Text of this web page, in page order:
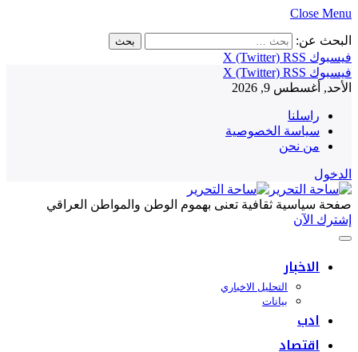
Close Menu
البحث عن:
فيسبوك
X (Twitter) RSS
فيسبوك
X (Twitter) RSS
الأحد, أغسطس 9, 2026
راسلنا
سياسة الخصوصية
من نحن
الدخول
صفحة سياسية ثقافية تعنى بهموم الوطن والمواطن العراقي
إشترك الآن
الاخبار
التحليل الاخباري
بيانات
ادب
اقتصاد